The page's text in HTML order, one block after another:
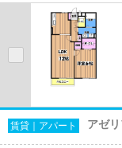
賃貸｜アパート アゼ